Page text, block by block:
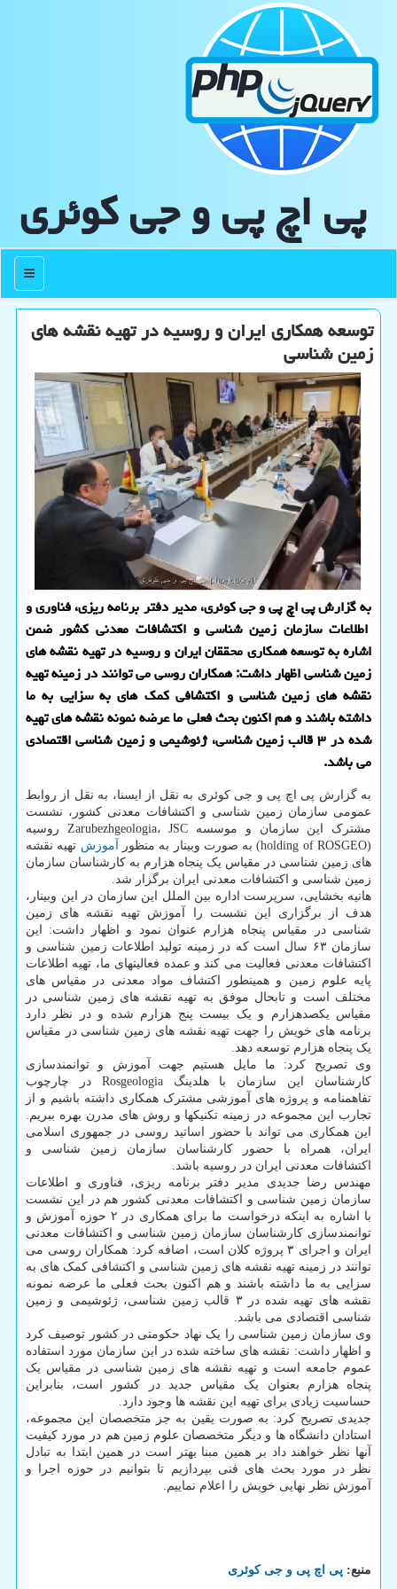
پی اچ پی و جی كوئری
منو
توسعه همکاری ایران و روسیه در تهیه نقشه های
زمین شناسی
به گزارش پی اچ پی و جی کوئری، مدیر دفتر برنامه ریزی، فناوری و
اطلاعات سازمان زمین شناسی و اکتشافات معدنی کشور ضمن
اشاره به توسعه همکاری محققان ایران و روسیه در تهیه نقشه های
زمین شناسی اظهار داشت: همکاران روسی می توانند در زمینه تهیه
نقشه های زمین شناسی و اکتشافی کمک های به سزایی به ما
داشته باشند و هم اکنون بحث فعلی ما عرضه نمونه نقشه های تهیه
شده در ۳ قالب زمین شناسی، ژئوشیمی و زمین شناسی اقتصادی
می باشد.
به گزارش پی اچ پی و جی کوئری به نقل از ایسنا، به نقل از روابط
عمومی سازمان زمین شناسی و اکتشافات معدنی کشور، نشست
مشترک این سازمان و موسسه Zarubezhgeologia، JSC روسیه
(holding of ROSGEO) به صورت وبینار به منظور
آموزش تهیه نقشه
های زمین شناسی در مقیاس یک پنجاه هزارم به کارشناسان سازمان
زمین شناسی و اکتشافات معدنی ایران برگزار شد.
هانیه بخشایی، سرپرست اداره بین الملل این سازمان در این وبینار،
هدف از برگزاری این نشست را آموزش تهیه نقشه های زمین
شناسی در مقیاس پنجاه هزارم عنوان نمود و اظهار داشت: این
سازمان ۶۳ سال است که در زمینه تولید اطلاعات زمین شناسی و
اکتشافات معدنی فعالیت می کند و عمده فعالیتهای ما، تهیه اطلاعات
پایه علوم زمین و همینطور اکتشاف مواد معدنی در مقیاس های
مختلف است و تابحال موفق به تهیه نقشه های زمین شناسی در
مقیاس یکصدهزارم و یک بیست پنج هزارم شده و در نظر دارد
برنامه های خویش را جهت تهیه نقشه های زمین شناسی در مقیاس
یک پنجاه هزارم توسعه دهد.
وی تصریح کرد: ما مایل هستیم جهت آموزش و توانمندسازی
کارشناسان این سازمان با هلدینگ Rosgeologia در چارچوب
تفاهمنامه و پروژه های آموزشی مشترک همکاری داشته باشیم و از
تجارب این مجموعه در زمینه تکنیکها و روش های مدرن بهره ببریم.
این همکاری می تواند با حضور اساتید روسی در جمهوری اسلامی
ایران، همراه با حضور کارشناسان سازمان زمین شناسی و
اکتشافات معدنی ایران در روسیه باشد.
مهندس رضا جدیدی مدیر دفتر برنامه ریزی، فناوری و اطلاعات
سازمان زمین شناسی و اکتشافات معدنی کشور هم در این نشست
با اشاره به اینکه درخواست ما برای همکاری در ۲ حوزه آموزش و
توانمندسازی کارشناسان سازمان زمین شناسی و اکتشافات معدنی
ایران و اجرای ۳ پروژه کلان است، اضافه کرد: همکاران روسی می
توانند در زمینه تهیه نقشه های زمین شناسی و اکتشافی کمک های به
سزایی به ما داشته باشند و هم اکنون بحث فعلی ما عرضه نمونه
نقشه های تهیه شده در ۳ قالب زمین شناسی، ژئوشیمی و زمین
شناسی اقتصادی می باشد.
وی سازمان زمین شناسی را یک نهاد حکومتی در کشور توصیف کرد
و اظهار داشت: نقشه های ساخته شده در این سازمان مورد استفاده
عموم جامعه است و تهیه نقشه های زمین شناسی در مقیاس یک
پنجاه هزارم بعنوان یک مقیاس جدید در کشور است، بنابراین
حساسیت زیادی برای تهیه این نقشه ها وجود دارد.
جدیدی تصریح کرد: به صورت یقین به جز متخصصان این مجموعه،
استادان دانشگاه ها و دیگر متخصصان علوم زمین هم در مورد کیفیت
آنها نظر خواهند داد بر همین مبنا بهتر است در همین ابتدا به تبادل
نظر در مورد بحث های فنی بپردازیم تا بتوانیم در حوزه اجرا و
آموزش نظر نهایی خویش را اعلام نماییم.
منبع: پی اچ پی و جی كوئری